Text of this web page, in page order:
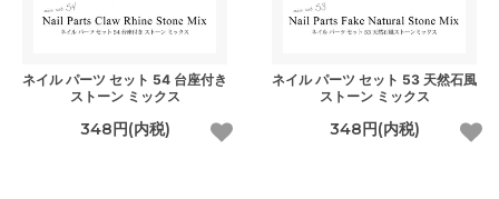
ネイル パーツ セット 54 台座付き
ストーン ミックス
348円(内税)
ネイル パーツ セット 53 天然石風
ストーン ミックス
348円(内税)